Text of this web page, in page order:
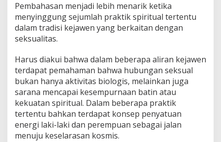
Pembahasan menjadi lebih menarik ketika
menyinggung sejumlah praktik spiritual tertentu
dalam tradisi kejawen yang berkaitan dengan
seksualitas.
Harus diakui bahwa dalam beberapa aliran kejawen
terdapat pemahaman bahwa hubungan seksual
bukan hanya aktivitas biologis, melainkan juga
sarana mencapai kesempurnaan batin atau
kekuatan spiritual. Dalam beberapa praktik
tertentu bahkan terdapat konsep penyatuan
energi laki-laki dan perempuan sebagai jalan
menuju keselarasan kosmis.